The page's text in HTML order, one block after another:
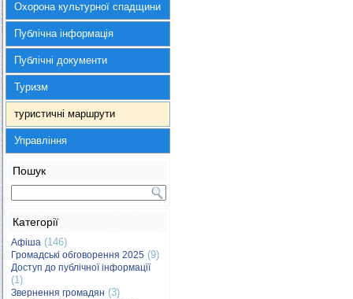
Охорона культурної спадщини
Публічна інформація
Публічні документи
Туризм
туристичні маршрути
Управління
Пошук
Категорії
Афіша (146)
Громадські обговорення 2025 (9)
Доступ до публічної інформації
(1)
Звернення громадян (3)